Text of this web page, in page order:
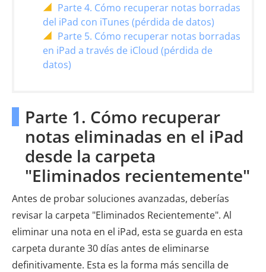
Parte 4. Cómo recuperar notas borradas
del iPad con iTunes (pérdida de datos)
Parte 5. Cómo recuperar notas borradas
en iPad a través de iCloud (pérdida de
datos)
Parte 1. Cómo recuperar
notas eliminadas en el iPad
desde la carpeta
"Eliminados recientemente"
Antes de probar soluciones avanzadas, deberías
revisar la carpeta "Eliminados Recientemente". Al
eliminar una nota en el iPad, esta se guarda en esta
carpeta durante 30 días antes de eliminarse
definitivamente. Esta es la forma más sencilla de